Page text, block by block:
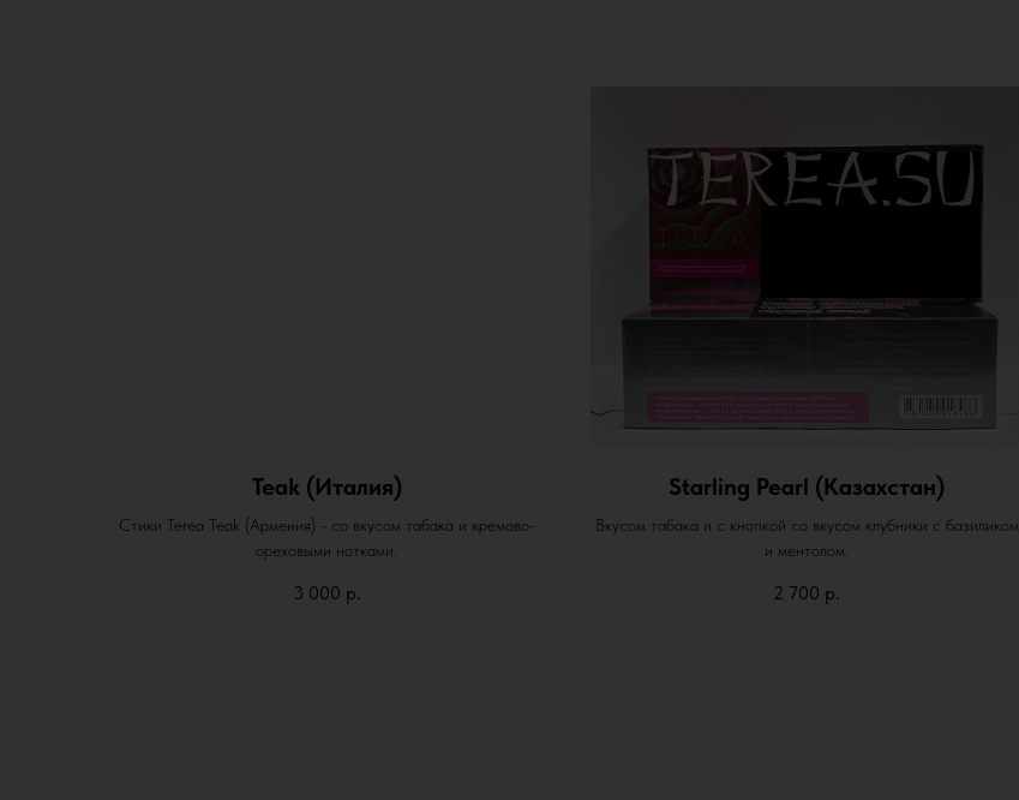
Teak (Италия)
Стики Terea Teak (Армения) - со вкусом табака и кремово-
ореховыми нотками.
3 000 р.
Starling Pearl (Казахстан)
Вкусом табака и с кнопкой со вкусом клубники с базиликом
и ментолом.
2 700 р.